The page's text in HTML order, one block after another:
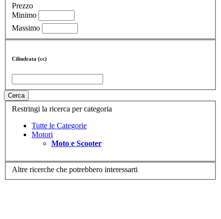
Prezzo
Minimo
Massimo
Cilindrata (cc)
Cerca
Restringi la ricerca per categoria
Tutte le Categorie
Motori
Moto e Scooter
Altre ricerche che potrebbero interessarti